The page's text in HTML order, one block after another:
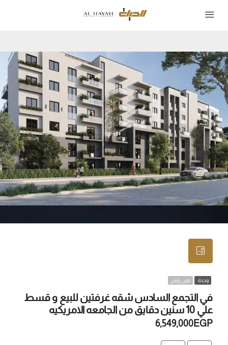
وحدة تاون رايترز
في التجمع السادس شقه غرفتين للبيع و قسط
علي 10 سنين دقايق من الجامعه الامريكيه
6,549,000EGP